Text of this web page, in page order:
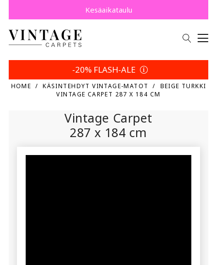
Säästä 5 % | Palautusehtosi
Osta nyt, maksa myöhemmin Klarnalla.
Kesäaikataulu
-20% FLASH-ALE
HOME KÄSINTEHDYT VINTAGE-MATOT
BEIGE TURKKI
VINTAGE CARPET 287 X 184 CM
Vintage Carpet
287 x 184 cm